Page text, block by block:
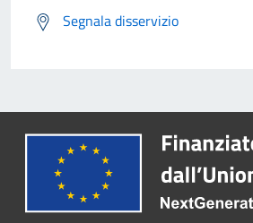
Segnala disservizio